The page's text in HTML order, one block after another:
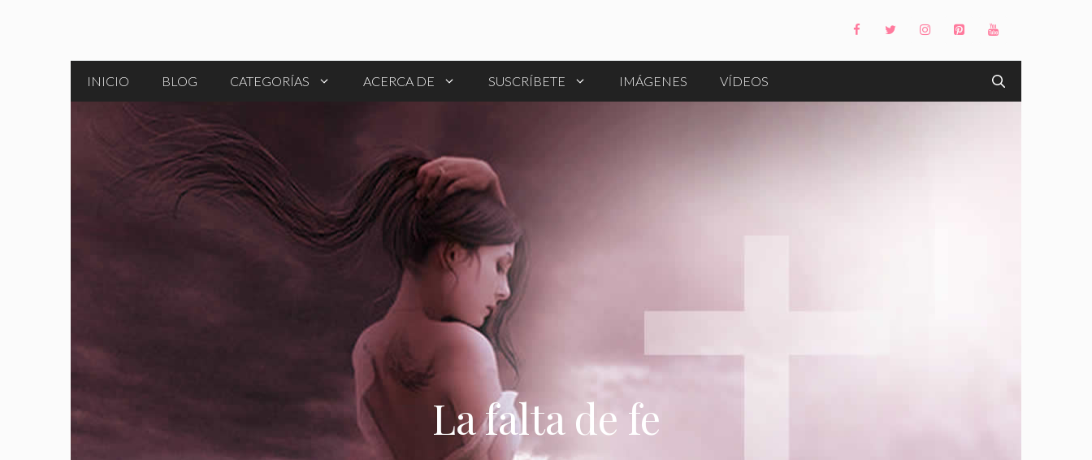
INICIO BLOG CATEGORÍAS ACERCA DE SUSCRÍBETE IMÁGENES VÍDEOS
La falta de fe